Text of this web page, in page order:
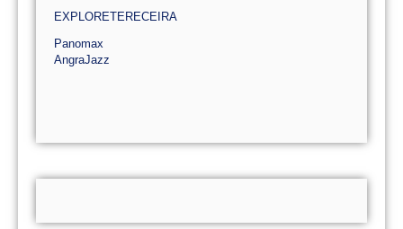
EXPLORETERECEIRA
Panomax
AngraJazz